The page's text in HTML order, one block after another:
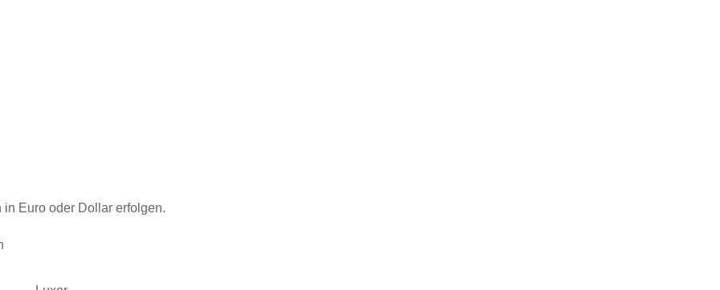
Euro oder Dollar erfolgen.